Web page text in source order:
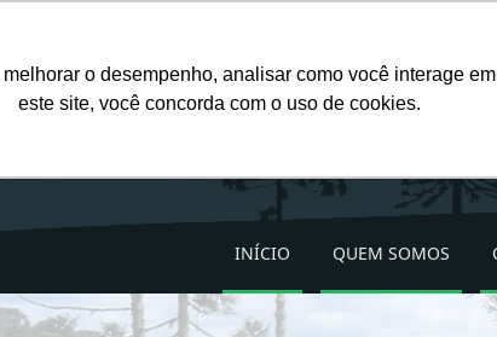
o desempenho, analisar como você interage
este site, você concorda com o uso de cookies.
INÍCIO QUEM SOMOS